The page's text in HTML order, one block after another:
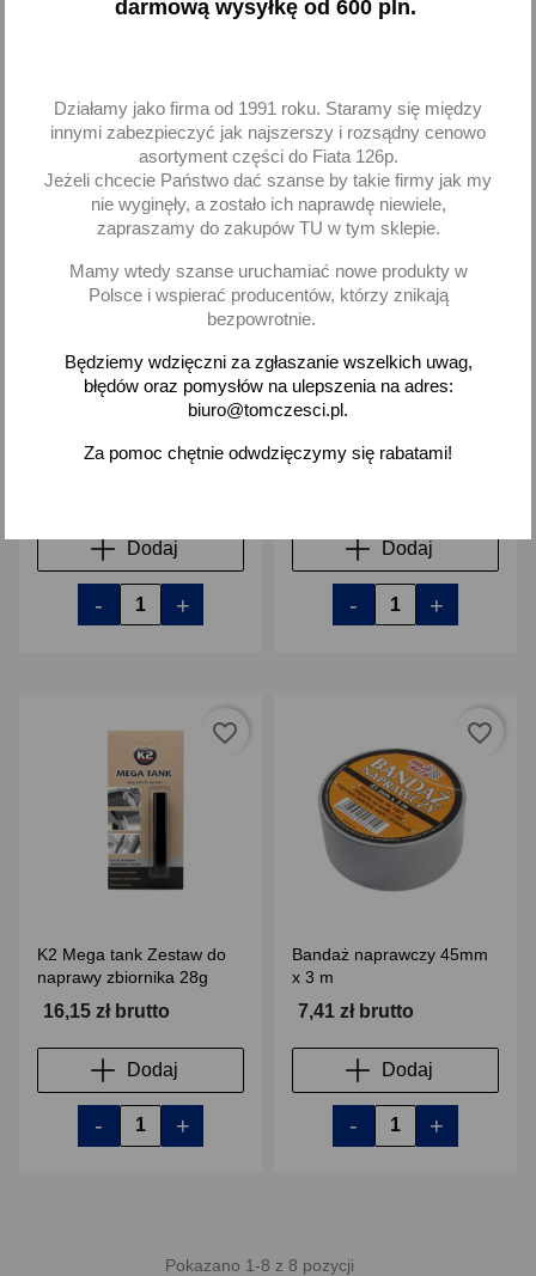
chłodnicy MA 1L
Dodaj
- +
favorite_border
Moje Auto
Dodaj
- +
K2 Mega tank Zestaw do
naprawy zbiornika 28g
16,15 zł brutto
Dodaj
- +
favorite_border
Bandaż naprawczy 45mm
x 3 m
7,41 zł brutto
Dodaj
- +
favorite_border
Pokazano 1-8 z 8 pozycji
darmową wysyłkę od 600 pln.
Działamy jako firma od 1991 roku. Staramy się między
innymi zabezpieczyć jak najszerszy i rozsądny cenowo
asortyment części do Fiata 126p.
Jeżeli chcecie Państwo dać szanse by takie firmy jak my
nie wyginęły, a zostało ich naprawdę niewiele,
zapraszamy do zakupów TU w tym sklepie.
Mamy wtedy szanse uruchamiać nowe produkty w
Polsce i wspierać producentów, którzy znikają
bezpowrotnie.
Będziemy wdzięczni za zgłaszanie wszelkich uwag,
błędów oraz pomysłów na ulepszenia na adres:
biuro@tomczesci.pl.
Za pomoc chętnie odwdzięczymy się rabatami!